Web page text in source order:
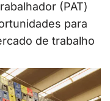
(PAT)
para
de trabalho